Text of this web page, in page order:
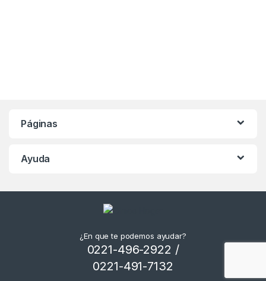
Páginas
Ayuda
¿En que te podemos ayudar?
0221-496-2922 /
0221-491-7132